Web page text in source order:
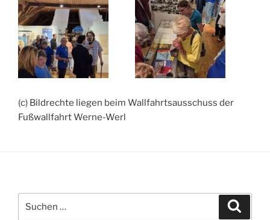
(c) Bildrechte liegen beim Wallfahrtsausschuss der
Fußwallfahrt Werne-Werl
nach: